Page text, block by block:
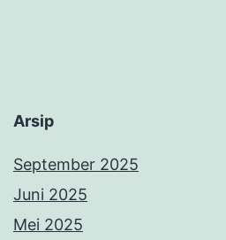
Juni 2024
Mei 2024
April 2024